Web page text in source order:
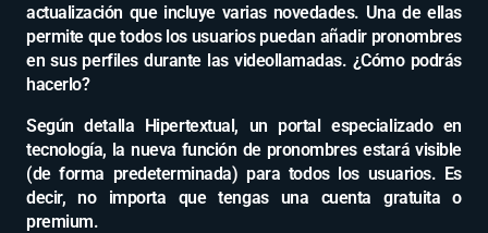
actualización que incluye varias novedades. Una de ellas
permite que todos los usuarios puedan añadir pronombres
en sus perfiles durante las videollamadas. ¿Cómo podrás
hacerlo?
Según detalla Hipertextual, un portal especializado en
tecnología, la nueva función de pronombres estará visible
(de forma predeterminada) para todos los usuarios. Es
decir, no importa que tengas una cuenta gratuita o
premium.